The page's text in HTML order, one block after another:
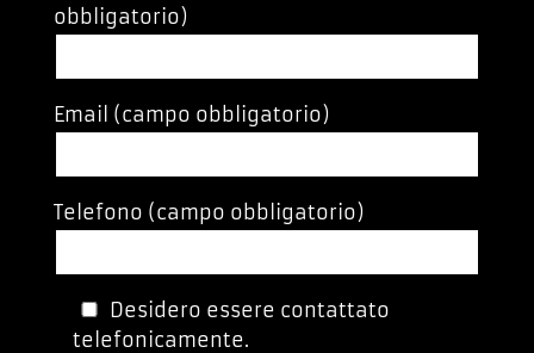
obbligatorio)
Email (campo obbligatorio)
Telefono (campo obbligatorio)
Desidero essere contattato
telefonicamente.